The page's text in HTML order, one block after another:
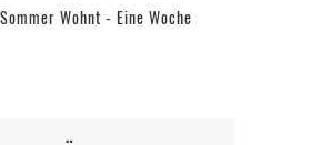
Wohnt - Eine Woche